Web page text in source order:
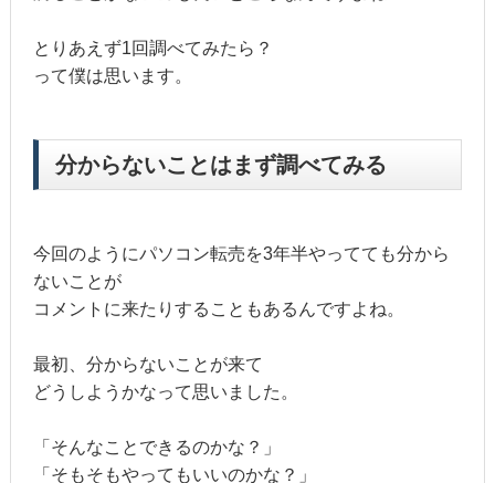
とりあえず1回調べてみたら？
って僕は思います。
分からないことはまず調べてみる
今回のようにパソコン転売を3年半やってても分から
ないことが
コメントに来たりすることもあるんですよね。
最初、分からないことが来て
どうしようかなって思いました。
「そんなことできるのかな？」
「そもそもやってもいいのかな？」